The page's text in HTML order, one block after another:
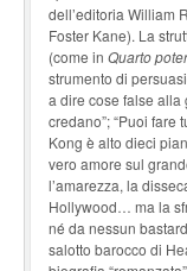
dell’editoria William
Foster Kane). La
(come in Quarto
strumento di
a dire cose false
credano”; “Puoi fare
Kong è alto dieci
vero amore sul
l’amarezza, la
Hollywood… ma la
né da nessun
salotto barocco di